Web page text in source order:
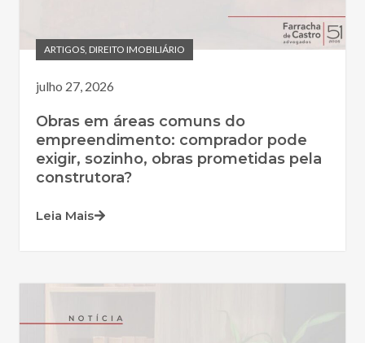
ARTIGOS, DIREITO IMOBILIÁRIO
julho 27, 2026
Obras em áreas comuns do
empreendimento: comprador pode
exigir, sozinho, obras prometidas pela
construtora?
Leia Mais